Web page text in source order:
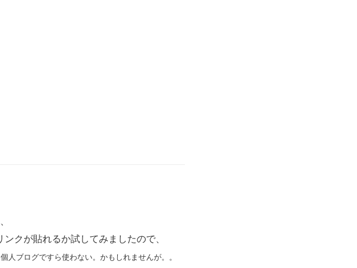
クが貼れるか試してみましたので、
人ブログですら使わない。かもしれませんが。。